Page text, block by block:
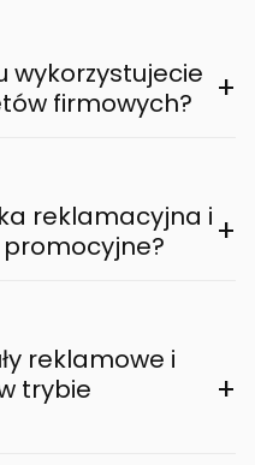
wykorzystujecie
firmowych?
+
reklamacyjna i +
reklamowe i
trybie
+